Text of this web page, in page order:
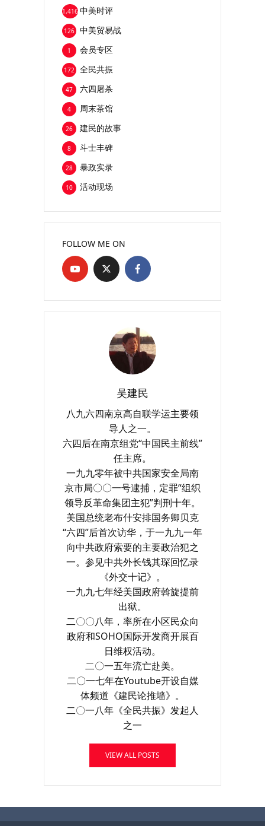
中美时评
1,416
中美贸易战
126
会员专区
1
全民共振
172
六四屠杀
47
周末茶馆
4
建民的故事
26
斗士丰碑
8
暴政实录
28
活动现场
10
FOLLOW ME ON
吴建民
八九六四南京高自联学运主要领
导人之一。
六四后在南京组党“中国民主前线”
任主席。
一九九零年被中共国家安全局南
京市局〇〇一号逮捕，定罪“组织
领导反革命集团主犯”判刑十年。
美国总统老布什安排国务卿贝克
“六四”后首次访华，于一九九一年
向中共政府索要的主要政治犯之
一。参见中共外长钱其琛回忆录
《外交十记》。
一九九七年经美国政府斡旋提前
出狱。
二〇〇八年，率所在小区民众向
政府和SOHO国际开发商开展百
日维权活动。
二〇一五年流亡赴美。
二〇一七年在Youtube开设自媒
体频道《建民论推墙》。
二〇一八年《全民共振》发起人
之一
VIEW ALL POSTS